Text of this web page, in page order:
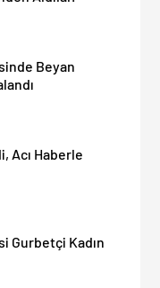
Beyan
Acı Haberle
Gurbetçi Kadın